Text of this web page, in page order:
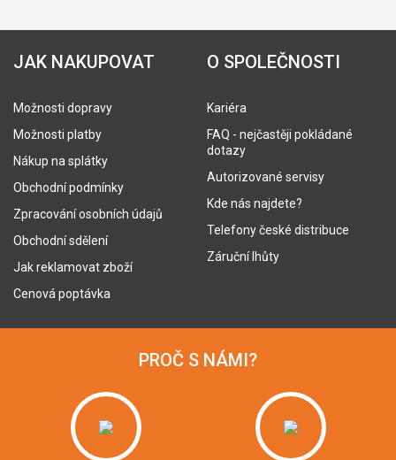
JAK NAKUPOVAT
Možnosti dopravy
Možnosti platby
Nákup na splátky
Obchodní podmínky
Zpracování osobních údajů
Obchodní sdělení
Jak reklamovat zboží
Cenová poptávka
O SPOLEČNOSTI
Kariéra
FAQ - nejčastěji pokládané
dotazy
Autorizované servisy
Kde nás najdete?
Telefony české distribuce
Záruční lhůty
PROČ S NÁMI?